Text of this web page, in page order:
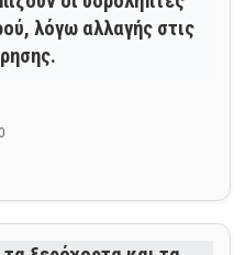
λόγω αλλαγής στις